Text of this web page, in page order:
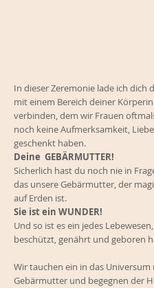
In dieser Zeremonie lade ich dich
mit einem Bereich deiner
verbinden, dem wir Frauen
noch keine Aufmerksamkeit,
geschenkt haben.
Deine GEBÄRMUTTER!
Sicherlich hast du noch nie in
das unsere Gebärmutter, der
auf Erden ist.
Sie ist ein WUNDER!
Und so ist es ein jedes
beschützt, genährt und geboren
Wir tauchen ein in das Universum
Gebärmutter und begegnen der